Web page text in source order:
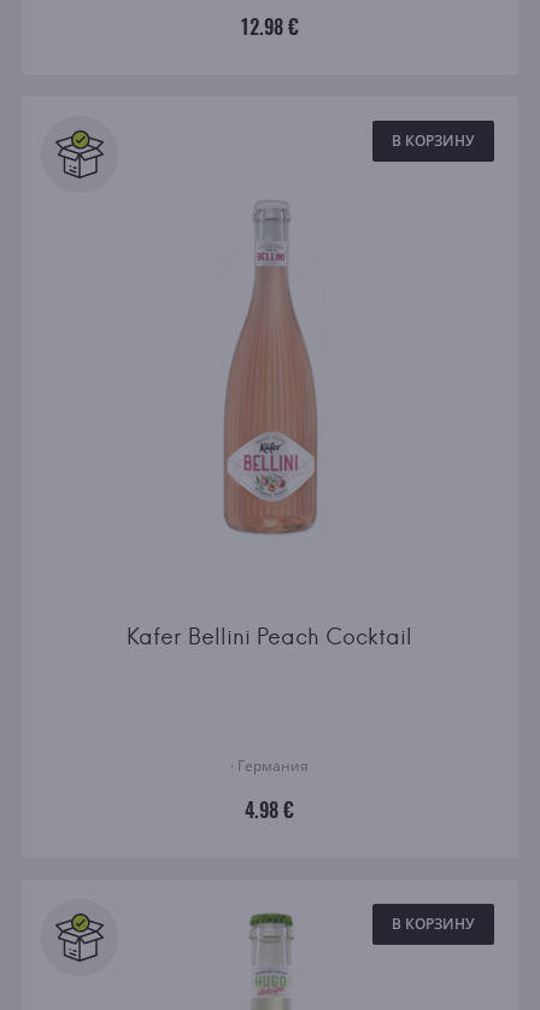
12.98 €
В КОРЗИНУ
Kafer Bellini Peach Cocktail
· Германия
4.98 €
В КОРЗИНУ